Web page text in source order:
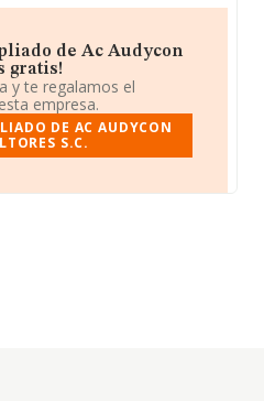
de Ac Audycon
gratis!
y te regalamos el
empresa.
DE AC AUDYCON
S.C.